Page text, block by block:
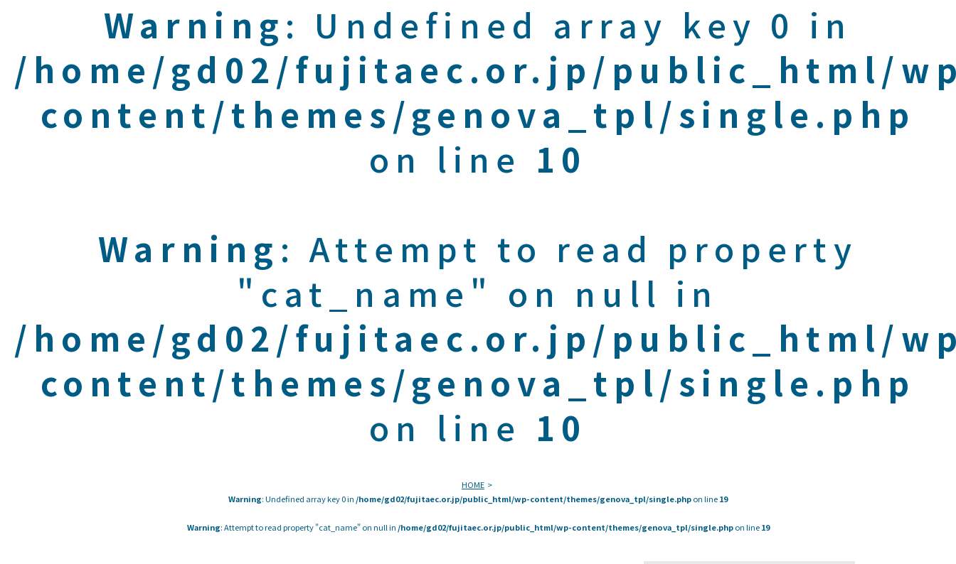
Warning: Undefined array key 0 in
/home/gd02/fujitaec.or.jp/public_html/
content/themes/genova_tpl/single.php
on line 10
Warning : Attempt to read property
"cat_name" on null in
/home/gd02/fujitaec.or.jp/public_html/
content/themes/genova_tpl/single.php
on line 10
HOME
Warning: Undefined array key 0 in /home/gd02/fujitaec.or.jp/public_html/wp-content/themes/genova_tpl/single.phpon line19
Warning: Attempt to read property "cat_name" on null in /home/gd02/fujitaec.or.jp/public_html/wp-content/themes/genova_tpl/single.phpon line19